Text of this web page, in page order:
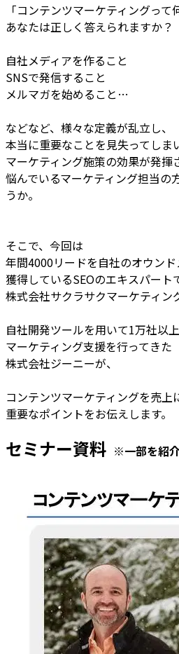
「コンテンツマーケティングって
あなたは正しく答えられますか？
自社メディアを作ること
SNSで発信すること
メルマガを始めること…
などなど、様々な定義が乱立し、
本当に重要なことを見失ってしま
マーケティング施策の効果が発揮
悩んでいるマーケティング担当の
うか。
そこで、今回は
年間4000リードを自社のオウンド
獲得しているSEOのエキスパート
株式会社サクラサクマーケティン
自社開発ツールを用いて1万社以
マーケティング支援を行ってきた
株式会社ジーニーが、
コンテンツマーケティングを売上
重要なポイントをお伝えします。
セミナー資料 ※一部を紹